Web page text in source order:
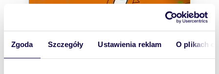
Zgoda Szczegóły Ustawienia reklam O plikach